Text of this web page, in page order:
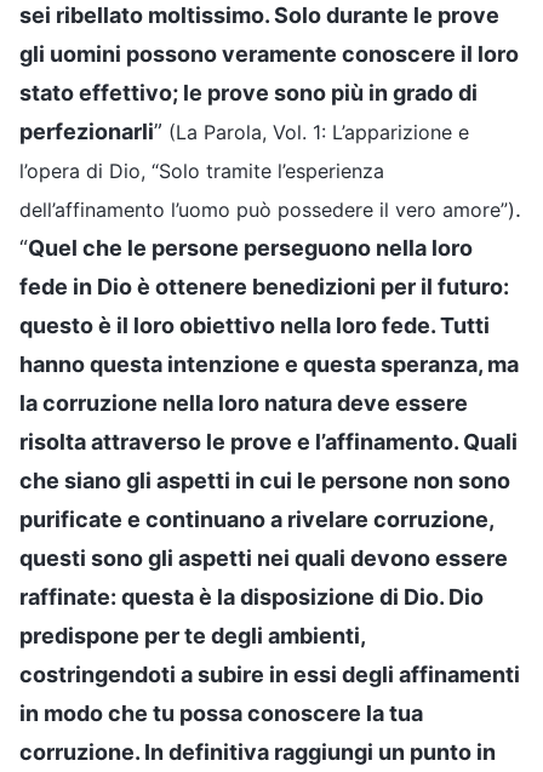
sei ribellato moltissimo. Solo durante le prove
gli uomini possono veramente conoscere il loro
stato effettivo; le prove sono più in grado di
perfezionarli” (La Parola, Vol. 1: L’apparizione e
l’opera di Dio, “Solo tramite l’esperienza
dell’affinamento l’uomo può possedere il vero amore”).
“Quel che le persone perseguono nella loro
fede in Dio è ottenere benedizioni per il futuro:
questo è il loro obiettivo nella loro fede. Tutti
hanno questa intenzione e questa speranza, ma
la corruzione nella loro natura deve essere
risolta attraverso le prove e l’affinamento. Quali
che siano gli aspetti in cui le persone non sono
purificate e continuano a rivelare corruzione,
questi sono gli aspetti nei quali devono essere
raffinate: questa è la disposizione di Dio. Dio
predispone per te degli ambienti,
costringendoti a subire in essi degli affinamenti
in modo che tu possa conoscere la tua
corruzione. In definitiva raggiungi un punto in